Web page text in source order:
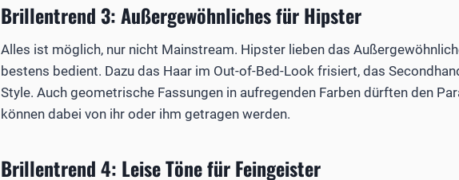
Brillentrend 3: Außergewöhnliches für Hipster
Alles ist möglich, nur nicht Mainstream. Hipster lieben das
bestens bedient. Dazu das Haar im Out-of-Bed-Look frisiert, das
Style. Auch geometrische Fassungen in aufregenden Farben dürften den
können dabei von ihr oder ihm getragen werden.
Brillentrend 4: Leise Töne für Feingeister